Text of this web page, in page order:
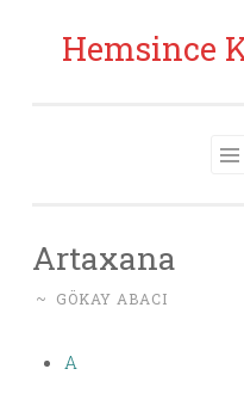
İçeriğe geç
Hemsince
Artaxana
~ GÖKAY ABACI
A